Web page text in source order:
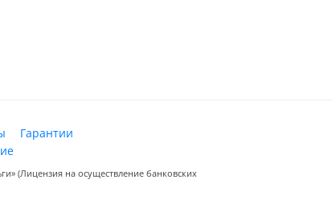
Гарантии
(Лицензия на осуществление банковских